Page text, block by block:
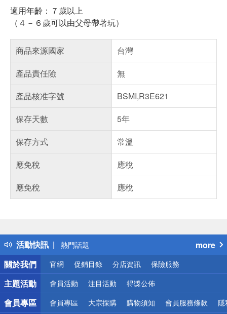
適用年齡：７歲以上
（４－６歲可以由父母帶著玩）
商品來源國家
台灣
產品責任險
無
產品核准字號
BSMI,R3E621
保存天數
5年
保存方式
常溫
應免稅
應稅
應免稅
應稅
活動快訊
得獎公告
熱門話題
銀行優惠
偏遠地區配送
詐騙網頁！請小心！
more
關於我們
官網 促銷目錄 分店資訊 保險服務
主題活動 會員活動 注目活動 得獎公佈
會員專區 會員專區 大宗採購 購物須知 會員服務條款 隱